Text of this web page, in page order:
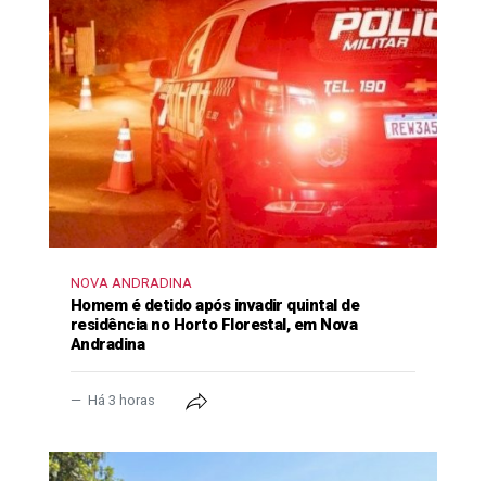
NOVA ANDRADINA
Homem é detido após invadir quintal de
residência no Horto Florestal, em Nova
Andradina
Há 3 horas